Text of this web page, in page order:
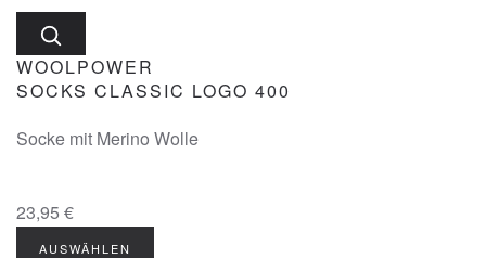
WOOLPOWER
SOCKS CLASSIC LOGO 400
Socke mit Merino Wolle
23,95 €
AUSWÄHLEN